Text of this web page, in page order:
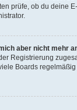
prüfe, ob du deine
aber nicht mehr
Registrierung
Boards